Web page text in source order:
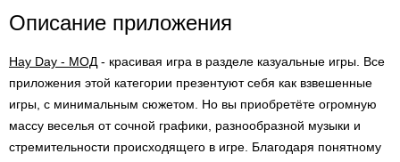
Описание приложения
Hay Day - МОД - красивая игра в разделе казуальные игры. Все
приложения этой категории презентуют себя как взвешенные
игры, с минимальным сюжетом. Но вы приобретёте огромную
массу веселья от сочной графики, разнообразной музыки и
стремительности происходящего в игре. Благодаря понятному